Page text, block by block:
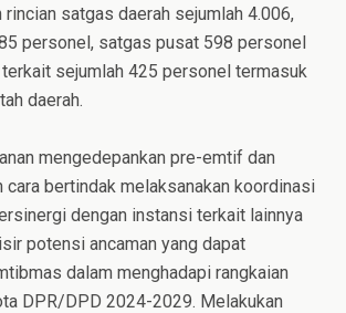
satgas daerah sejumlah 4.006,
personel, satgas pusat 598 personel
sejumlah 425 personel termasuk
daerah.
mengedepankan pre-emtif dan
bertindak melaksanakan koordinasi
dengan instansi terkait lainnya
potensi ancaman yang dapat
dalam menghadapi rangkaian
DPR/DPD 2024-2029. Melakukan